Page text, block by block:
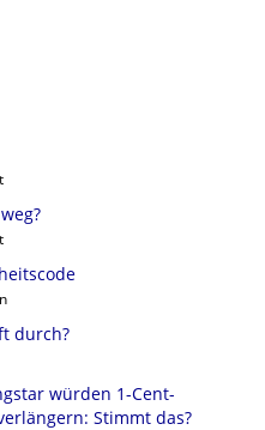
durch?
würden 1-Cent-
Stimmt das?